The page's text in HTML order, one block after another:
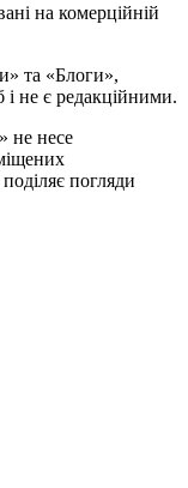
на комерційній
та «Блоги»,
і не є редакційними.
не несе
погляди